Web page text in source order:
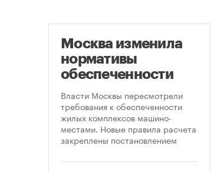
Москва изменила
нормативы
обеспеченности
новостроек
парковками
Власти Москвы пересмотрели
требования к обеспеченности
жилых комплексов машино-
местами. Новые правила расчета
закреплены постановлением
от 5 августа 2026 года. Документ